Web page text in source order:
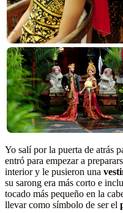
Yo salí por la puerta de atrás
entró para empezar a
interior y le pusieron una
su sarong era más corto e
tocado más pequeño en la
llevar como símbolo de ser el